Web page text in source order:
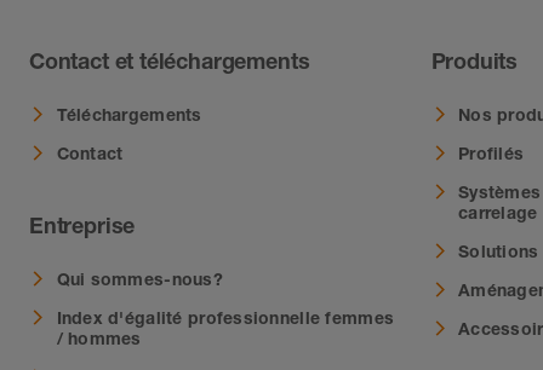
Contact et téléchargements
Téléchargements
Contact
Entreprise
Qui sommes-nous?
Index d'égalité professionnelle femmes
/ hommes
Produits
Nos
Profilés
carrelage
Solutions